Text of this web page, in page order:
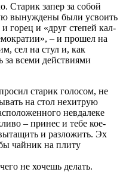
Старик запер за собой
вынуждены были усвоить
горец и «друг степей кал­
– и прошел на
сел на стул и, как
за всеми действиями
старик голосом, не
на стол нехитрую
невдалеке
– принес и тебе кое-
и разложить. Эх
чайник на плиту
не хочешь делать.